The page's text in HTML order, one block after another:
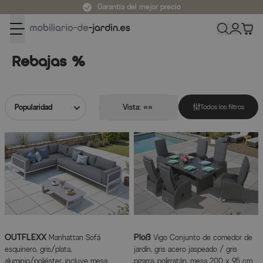
Rebajas %
Vista: Todos los filtros
OUTFLEXX Manhattan Sofá
esquinero, gris/plata,
aluminio/poliéster, incluye mesa
Ploß Vigo Conjunto de comedor de
jardín, gris acero jaspeado / gris
pizarra, polirratán, mesa 200 x 95 cm,